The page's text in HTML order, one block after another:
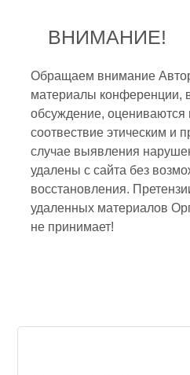
ВНИМАНИЕ!
Обращаем внимание
материалы конференции,
обсуждение,
соотвествие этическим и
случае выявления
удалены с сайта без
восстановления.
удаленных материалов
не принимает!